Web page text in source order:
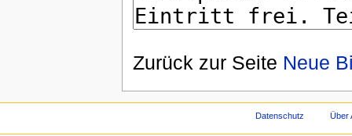
Zurück zur Seite Neue
Datenschutz Über